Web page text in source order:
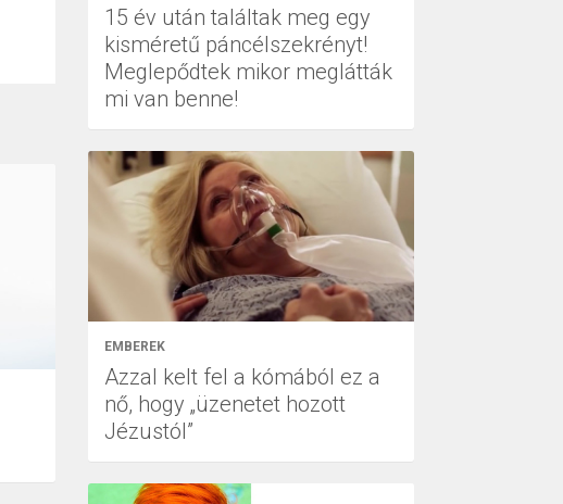
15 év után találtak meg egy
kisméretű páncélszekrényt!
Meglepődtek mikor meglátták
mi van benne!
EMBEREK
Azzal kelt fel a kómából ez a
nő, hogy „üzenetet hozott
Jézustól”